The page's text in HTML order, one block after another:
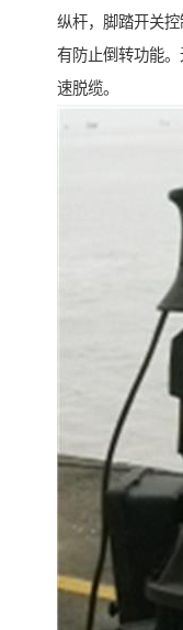
纵杆，脚踏开关
有防止倒转功能
速脱缆。